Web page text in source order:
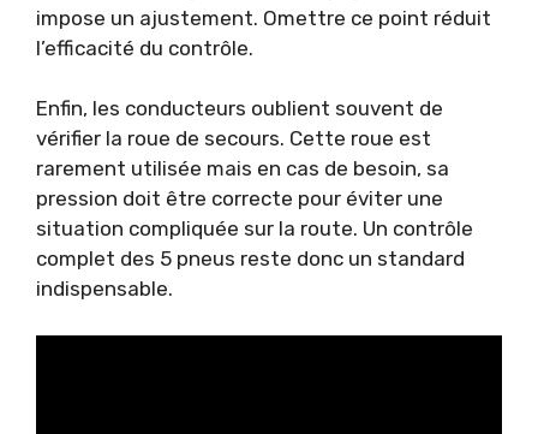
impose un ajustement. Omettre ce point réduit
l’efficacité du contrôle.
Enfin, les conducteurs oublient souvent de
vérifier la roue de secours. Cette roue est
rarement utilisée mais en cas de besoin, sa
pression doit être correcte pour éviter une
situation compliquée sur la route. Un contrôle
complet des 5 pneus reste donc un standard
indispensable.